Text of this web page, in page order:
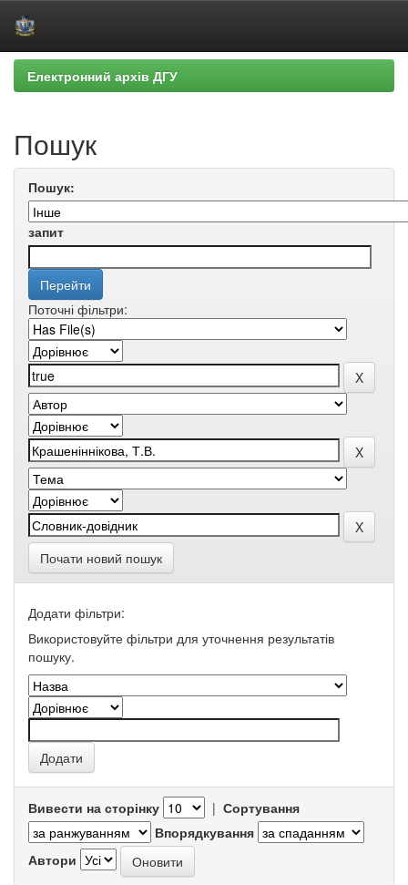
Skip
navigation
Електронний архів ДГУ
Пошук
Пошук:
запит
Поточні фільтри:
Почати новий пошук
Додати фільтри:
Використовуйте фільтри для уточнення результатів
пошуку.
Вивести на сторінку | Сортування
Впорядкування
Автори